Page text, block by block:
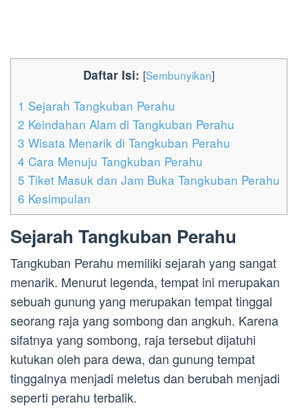
Daftar Isi: [Sembunyikan]
1 Sejarah Tangkuban Perahu
2 Keindahan Alam di Tangkuban Perahu
3 Wisata Menarik di Tangkuban Perahu
4 Cara Menuju Tangkuban Perahu
5 Tiket Masuk dan Jam Buka Tangkuban Perahu
6 Kesimpulan
Sejarah Tangkuban Perahu
Tangkuban Perahu memiliki sejarah yang sangat
menarik. Menurut legenda, tempat ini merupakan
sebuah gunung yang merupakan tempat tinggal
seorang raja yang sombong dan angkuh. Karena
sifatnya yang sombong, raja tersebut dijatuhi
kutukan oleh para dewa, dan gunung tempat
tinggalnya menjadi meletus dan berubah menjadi
seperti perahu terbalik.